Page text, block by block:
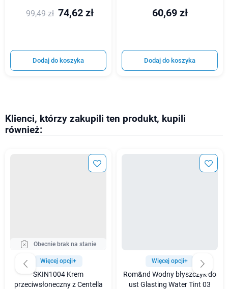
99,49 zł 74,62 zł
Dodaj do koszyka
60,69 zł
Dodaj do koszyka
Klienci, którzy zakupili ten produkt, kupili
również:
Obecnie brak na stanie
Więcej opcji+
SKIN1004 Krem
przeciwsłoneczny z Centella
Więcej opcji+
Rom&nd Wodny błyszczyk do
ust Glasting Water Tint 03